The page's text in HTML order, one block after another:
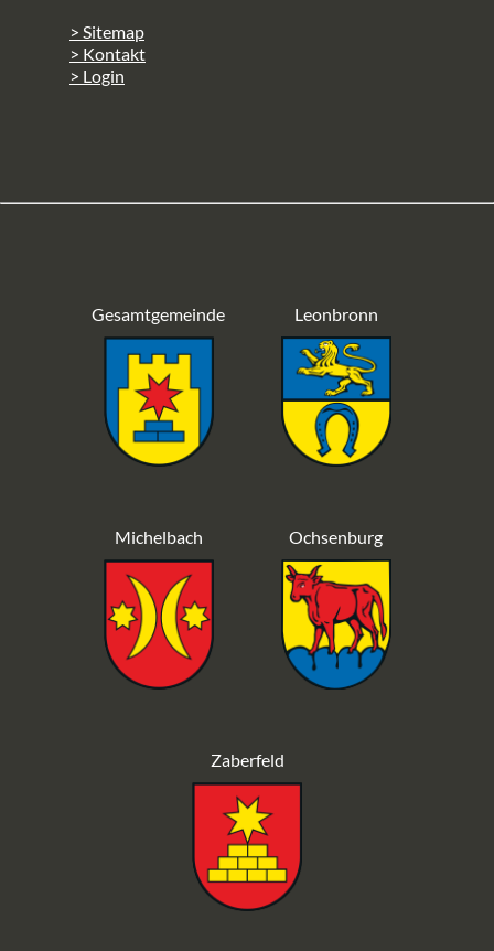
> Sitemap
> Kontakt
> Login
Gesamtgemeinde Leonbronn
Michelbach Ochsenburg
Zaberfeld